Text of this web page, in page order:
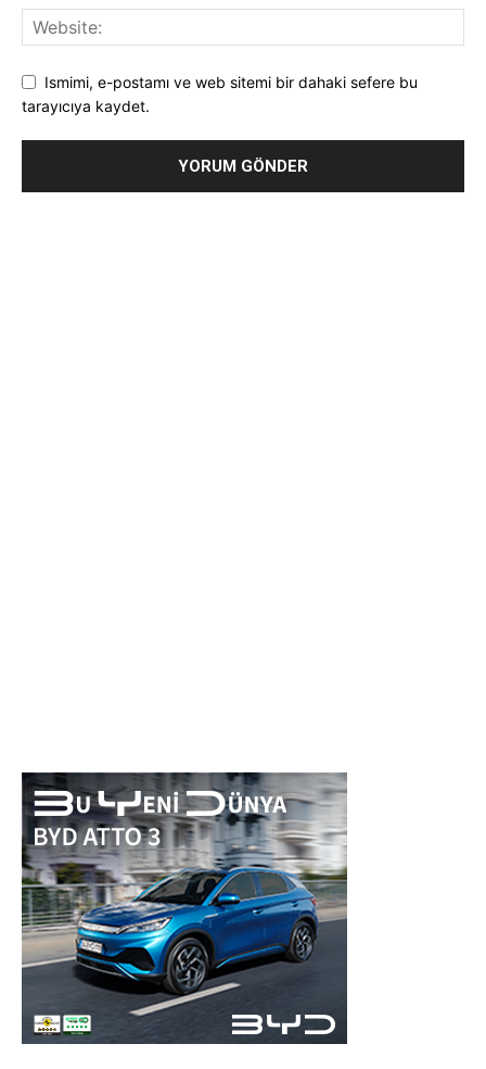
Ismimi, e-postamı ve web sitemi bir dahaki sefere bu
tarayıcıya kaydet.